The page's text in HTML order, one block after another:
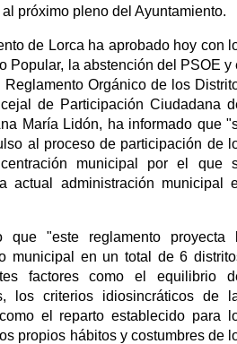
próximo pleno del Ayuntamiento.
de Lorca ha aprobado hoy con
Popular, la abstención del PSOE y
Orgánico de los
de Participación Ciudadana
María Lidón, ha informado que
al proceso de participación de
municipal por el que
actual administración municipal
que "este reglamento proyecta
municipal en un total de 6
factores como el equilibrio
los criterios idiosincráticos de
el reparto establecido para
propios hábitos y costumbres de